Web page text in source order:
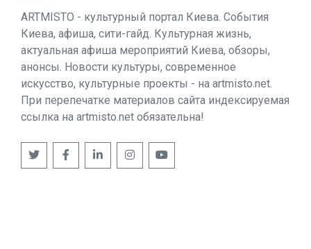
ARTMISTO - культурный портал Киева. События
Киева, афиша, сити-гайд. Культурная жизнь,
актуальная афиша мероприятий Киева, обзоры,
анонсы. Новости культуры, современное
искусство, культурные проекты - на artmisto.net.
При перепечатке материалов сайта индексируемая
ссылка на artmisto.net обязательна!